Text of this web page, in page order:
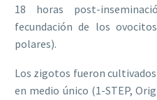
18 horas post-
fecundación de los
polares).
Los zigotos fueron
en medio único (1-STEP,